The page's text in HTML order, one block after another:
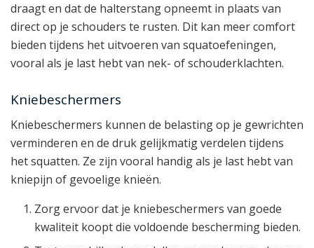
draagt en dat de halterstang opneemt in plaats van
direct op je schouders te rusten. Dit kan meer comfort
bieden tijdens het uitvoeren van squatoefeningen,
vooral als je last hebt van nek- of schouderklachten.
Kniebeschermers
Kniebeschermers kunnen de belasting op je gewrichten
verminderen en de druk gelijkmatig verdelen tijdens
het squatten. Ze zijn vooral handig als je last hebt van
kniepijn of gevoelige knieën.
Zorg ervoor dat je kniebeschermers van goede
kwaliteit koopt die voldoende bescherming bieden.